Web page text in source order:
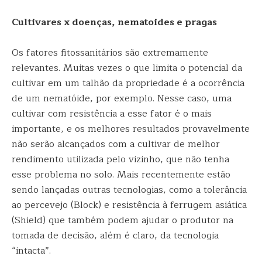
Cultivares x doenças, nematoides e pragas
Os fatores fitossanitários são extremamente
relevantes. Muitas vezes o que limita o potencial da
cultivar em um talhão da propriedade é a ocorrência
de um nematóide, por exemplo. Nesse caso, uma
cultivar com resistência a esse fator é o mais
importante, e os melhores resultados provavelmente
não serão alcançados com a cultivar de melhor
rendimento utilizada pelo vizinho, que não tenha
esse problema no solo. Mais recentemente estão
sendo lançadas outras tecnologias, como a tolerância
ao percevejo (Block) e resistência à ferrugem asiática
(Shield) que também podem ajudar o produtor na
tomada de decisão, além é claro, da tecnologia
“intacta”.